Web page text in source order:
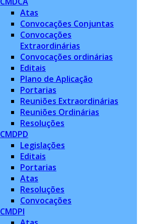
Atas
Convocações Conjuntas
Convocações
Extraordinárias
Convocações ordinárias
Editais
Plano de Aplicação
Portarias
Reuniões Extraordinárias
Reuniões Ordinárias
Resoluções
CMDPD
Legislações
Editais
Portarias
Atas
Resoluções
Convocações
CMDPI